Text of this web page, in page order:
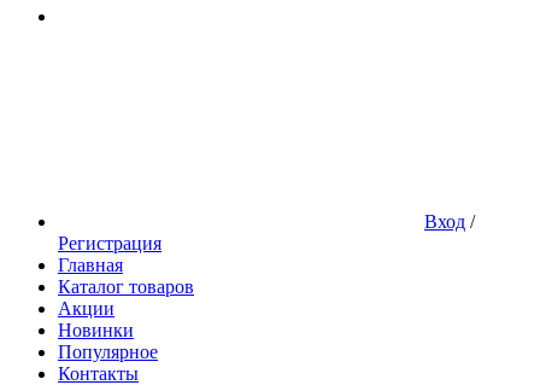
Вход /
Регистрация
Главная
Каталог товаров
Акции
Новинки
Популярное
Контакты